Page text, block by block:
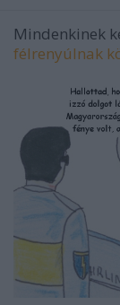
Mindenkinek
félrenyúlnak